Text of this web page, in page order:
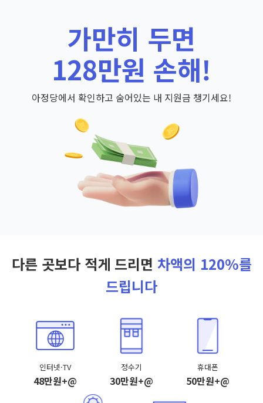
가만히 두면
128만원 손해!
아정당에서 확인하고 숨어있는 내 지원금 챙기세요!
다른 곳보다 적게 드리면 차액의 120%를
드립니다
인터넷·TV
48만원+@
정수기
30만원+@
휴대폰
50만원+@